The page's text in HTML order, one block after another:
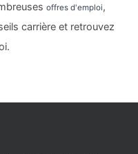
offres d'emploi,
carrière et retrouvez